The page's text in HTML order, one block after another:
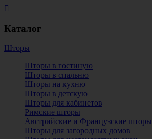
Каталог
Шторы
Шторы в гостиную
Шторы в спальню
Шторы на кухню
Шторы в детскую
Шторы для кабинетов
Римские шторы
Австрийские и Французские шторы
Шторы для загородных домов